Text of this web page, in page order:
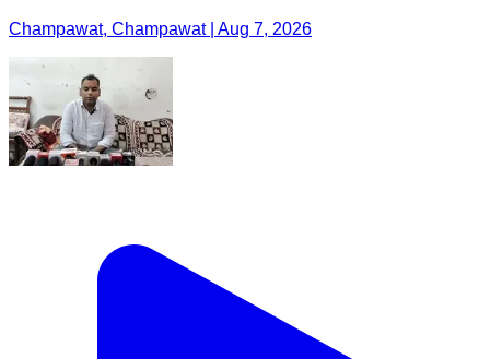
Champawat, Champawat | Aug 7, 2026